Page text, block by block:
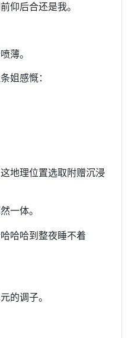
仰后合还是我。
薄。
姐感慨：
地理位置选取附赠沉浸
一体。
的调子。